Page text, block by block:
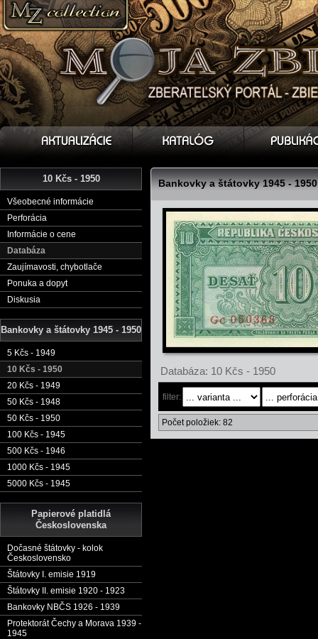
10 Kčs - 1950
Všeobecné informácie
Perforácia
Informácie o cene
Databáza
Zaujímavosti, chybotlače
Ponuka a dopyt
Diskusia
Bankovky a štátovky 1945 - 1950
5 Kčs - 1949
10 Kčs - 1950
20 Kčs - 1949
50 Kčs - 1948
50 Kčs - 1950
100 Kčs - 1945
500 Kčs - 1946
1000 Kčs - 1945
5000 Kčs - 1945
Papierové platidlá
Československa
Dočasné štátovky - kolok
Československo
Štátovky I. emisie 1919
Štátovky II. emisie 1920 - 1923
Bankovky NBČS 1926 - 1939
Protektorát Čechy a Morava 1939 -
1945
Bankovky a štátovky 1945 -
Databáza: 10 Kčs - 1950
filter:
Počet položiek: 82